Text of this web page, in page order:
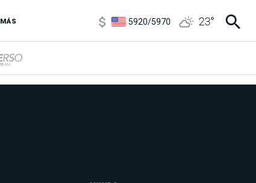
1120/1160 23°